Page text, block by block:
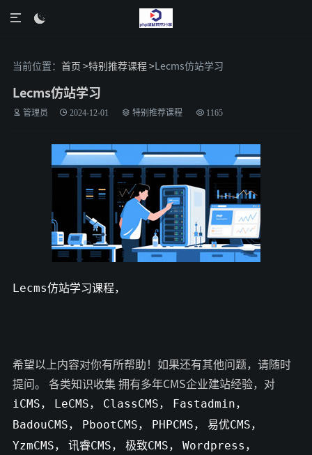

当前位置： 首页 >特别推荐课程 >Lecms仿站学习
Lecms仿站学习
管理员 2024-12-01 特别推荐课程 1165
Lecms仿站学习课程，
希望以上内容对你有所帮助！如果还有其他问题，请随时
提问。 各类知识收集 拥有多年CMS企业建站经验，对
iCMS， LeCMS， ClassCMS，
Fastadmin，
BadouCMS，
PbootCMS， PHPCMS，
易优CMS，
YzmCMS，
讯睿CMS， 极致CMS，
Wordpress，